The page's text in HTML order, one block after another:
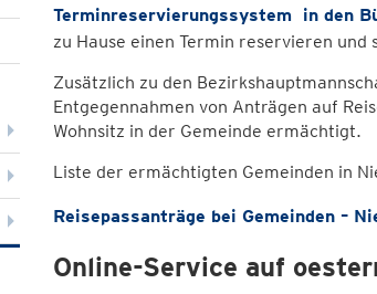
Terminreservierungssystemin den
zu Hause einen Termin reservieren
Zusätzlich zu den
Entgegennahmen von Anträgen auf
Wohnsitz in der Gemeinde ermächtigt.
Liste der ermächtigten Gemeinden in
Reisepassanträge bei Gemeinden –
Online-Service auf